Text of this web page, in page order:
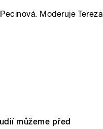
Moderuje Tereza
můžeme před